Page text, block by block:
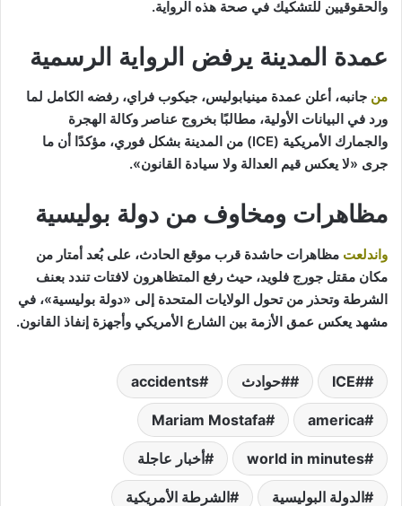
والحقوقيين للتشكيك في صحة هذه الرواية.
عمدة المدينة يرفض الرواية الرسمية
من جانبه، أعلن عمدة مينيابوليس، جيكوب فراي، رفضه الكامل لما
ورد في البيانات الأولية، مطالبًا بخروج عناصر وكالة الهجرة
والجمارك الأمريكية (ICE) من المدينة بشكل فوري، مؤكدًا أن ما
جرى «لا يعكس قيم العدالة ولا سيادة القانون».
مظاهرات ومخاوف من دولة بوليسية
واندلعت مظاهرات حاشدة قرب موقع الحادث، على بُعد أمتار من
مكان مقتل جورج فلويد، حيث رفع المتظاهرون لافتات تندد بعنف
الشرطة وتحذر من تحول الولايات المتحدة إلى «دولة بوليسية»، في
مشهد يعكس عمق الأزمة بين الشارع الأمريكي وأجهزة إنفاذ القانون.
#ICE #حوادث accidents
america
Mariam Mostafa
world in minutes أخبار عاجلة
الدولة البوليسية الشرطة الأمريكية